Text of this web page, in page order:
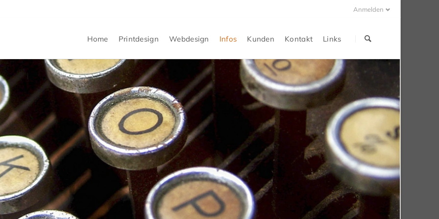
Anmelden
überspringen
Home Printdesign
Printdesign
Werkzeuge
Printbeispiele
Webdesign
Webdesign
Netzwerk
Webbeispiele
Infos
Portrait
Preise
Infos + News
Kunden
Kundenliste
Kontakt
Adresse
Plan
Kontoangaben
Ihre Mitteilung
Ihre Anfrage
Impressum
Datenschutzerklärung
Links
Internet
Tipps
Nützliches
Support